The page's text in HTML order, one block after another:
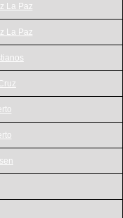
La Paz
La Paz